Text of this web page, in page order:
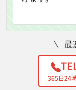
最
365日24